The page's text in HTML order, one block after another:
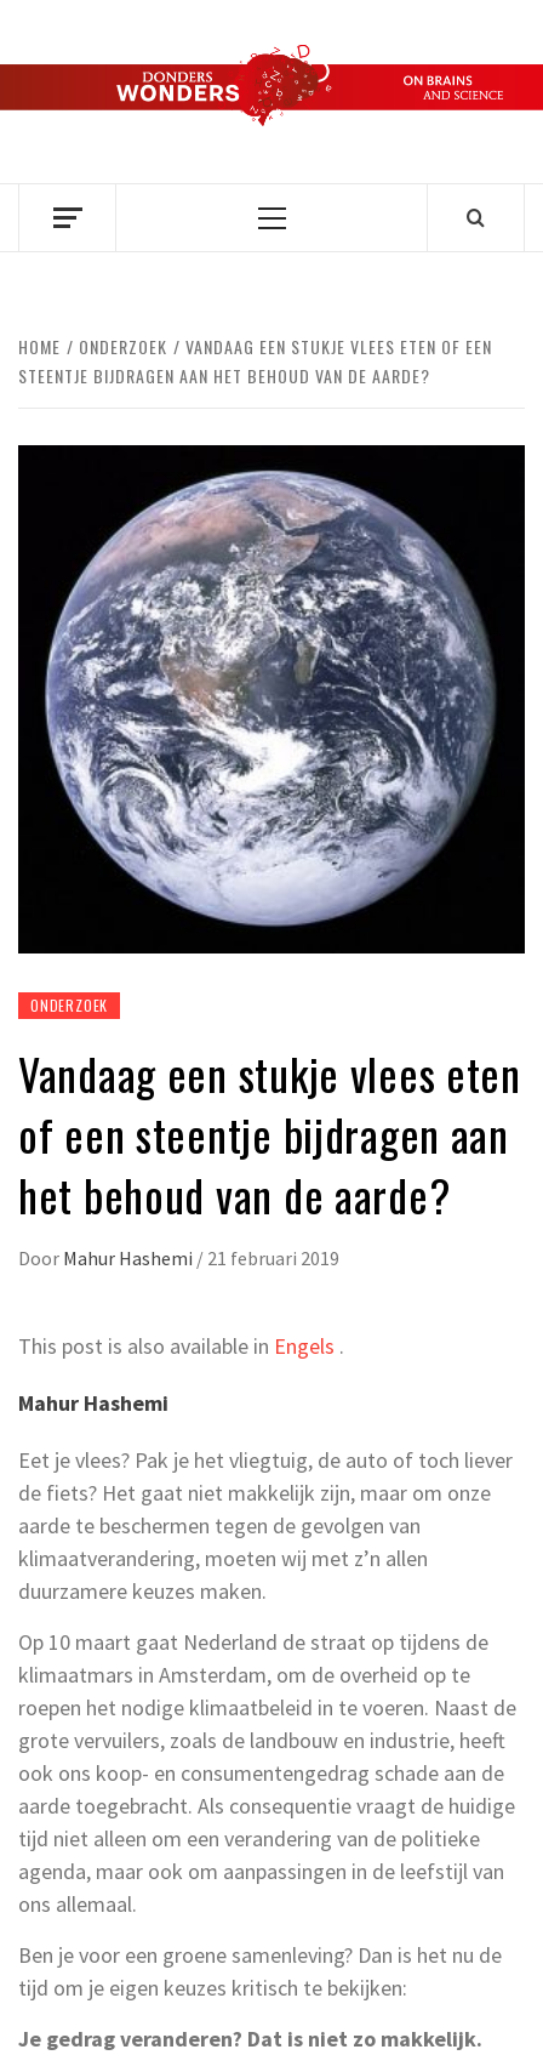
de
DONDERS
OVER HERSENEN EN WETENSCHAP // ON BRAINS AND
Primair
HOME ONDERZOEK
VANDAAG EEN STUKJE VLEES ETEN OF EEN
STEENTJE BIJDRAGEN AAN HET BEHOUD VAN DE AARDE?
ONDERZOEK
Vandaag een stukje vlees eten
of een steentje bijdragen aan
het behoud van de aarde?
Door Mahur Hashemi / 21 februari 2019
This post is also available in Engels .
Mahur Hashemi
Eet je vlees? Pak je het vliegtuig, de auto of toch liever
de fiets? Het gaat niet makkelijk zijn, maar om onze
aarde te beschermen tegen de gevolgen van
klimaatverandering, moeten wij met z’n allen
duurzamere keuzes maken.
Op 10 maart gaat Nederland de straat op tijdens de
klimaatmars in Amsterdam, om de overheid op te
roepen het nodige klimaatbeleid in te voeren. Naast de
grote vervuilers, zoals de landbouw en industrie, heeft
ook ons koop- en consumentengedrag schade aan de
aarde toegebracht. Als consequentie vraagt de huidige
tijd niet alleen om een verandering van de politieke
agenda, maar ook om aanpassingen in de leefstijl van
ons allemaal.
Ben je voor een groene samenleving? Dan is het nu de
tijd om je eigen keuzes kritisch te bekijken:
Je gedrag veranderen? Dat is niet zo makkelijk.